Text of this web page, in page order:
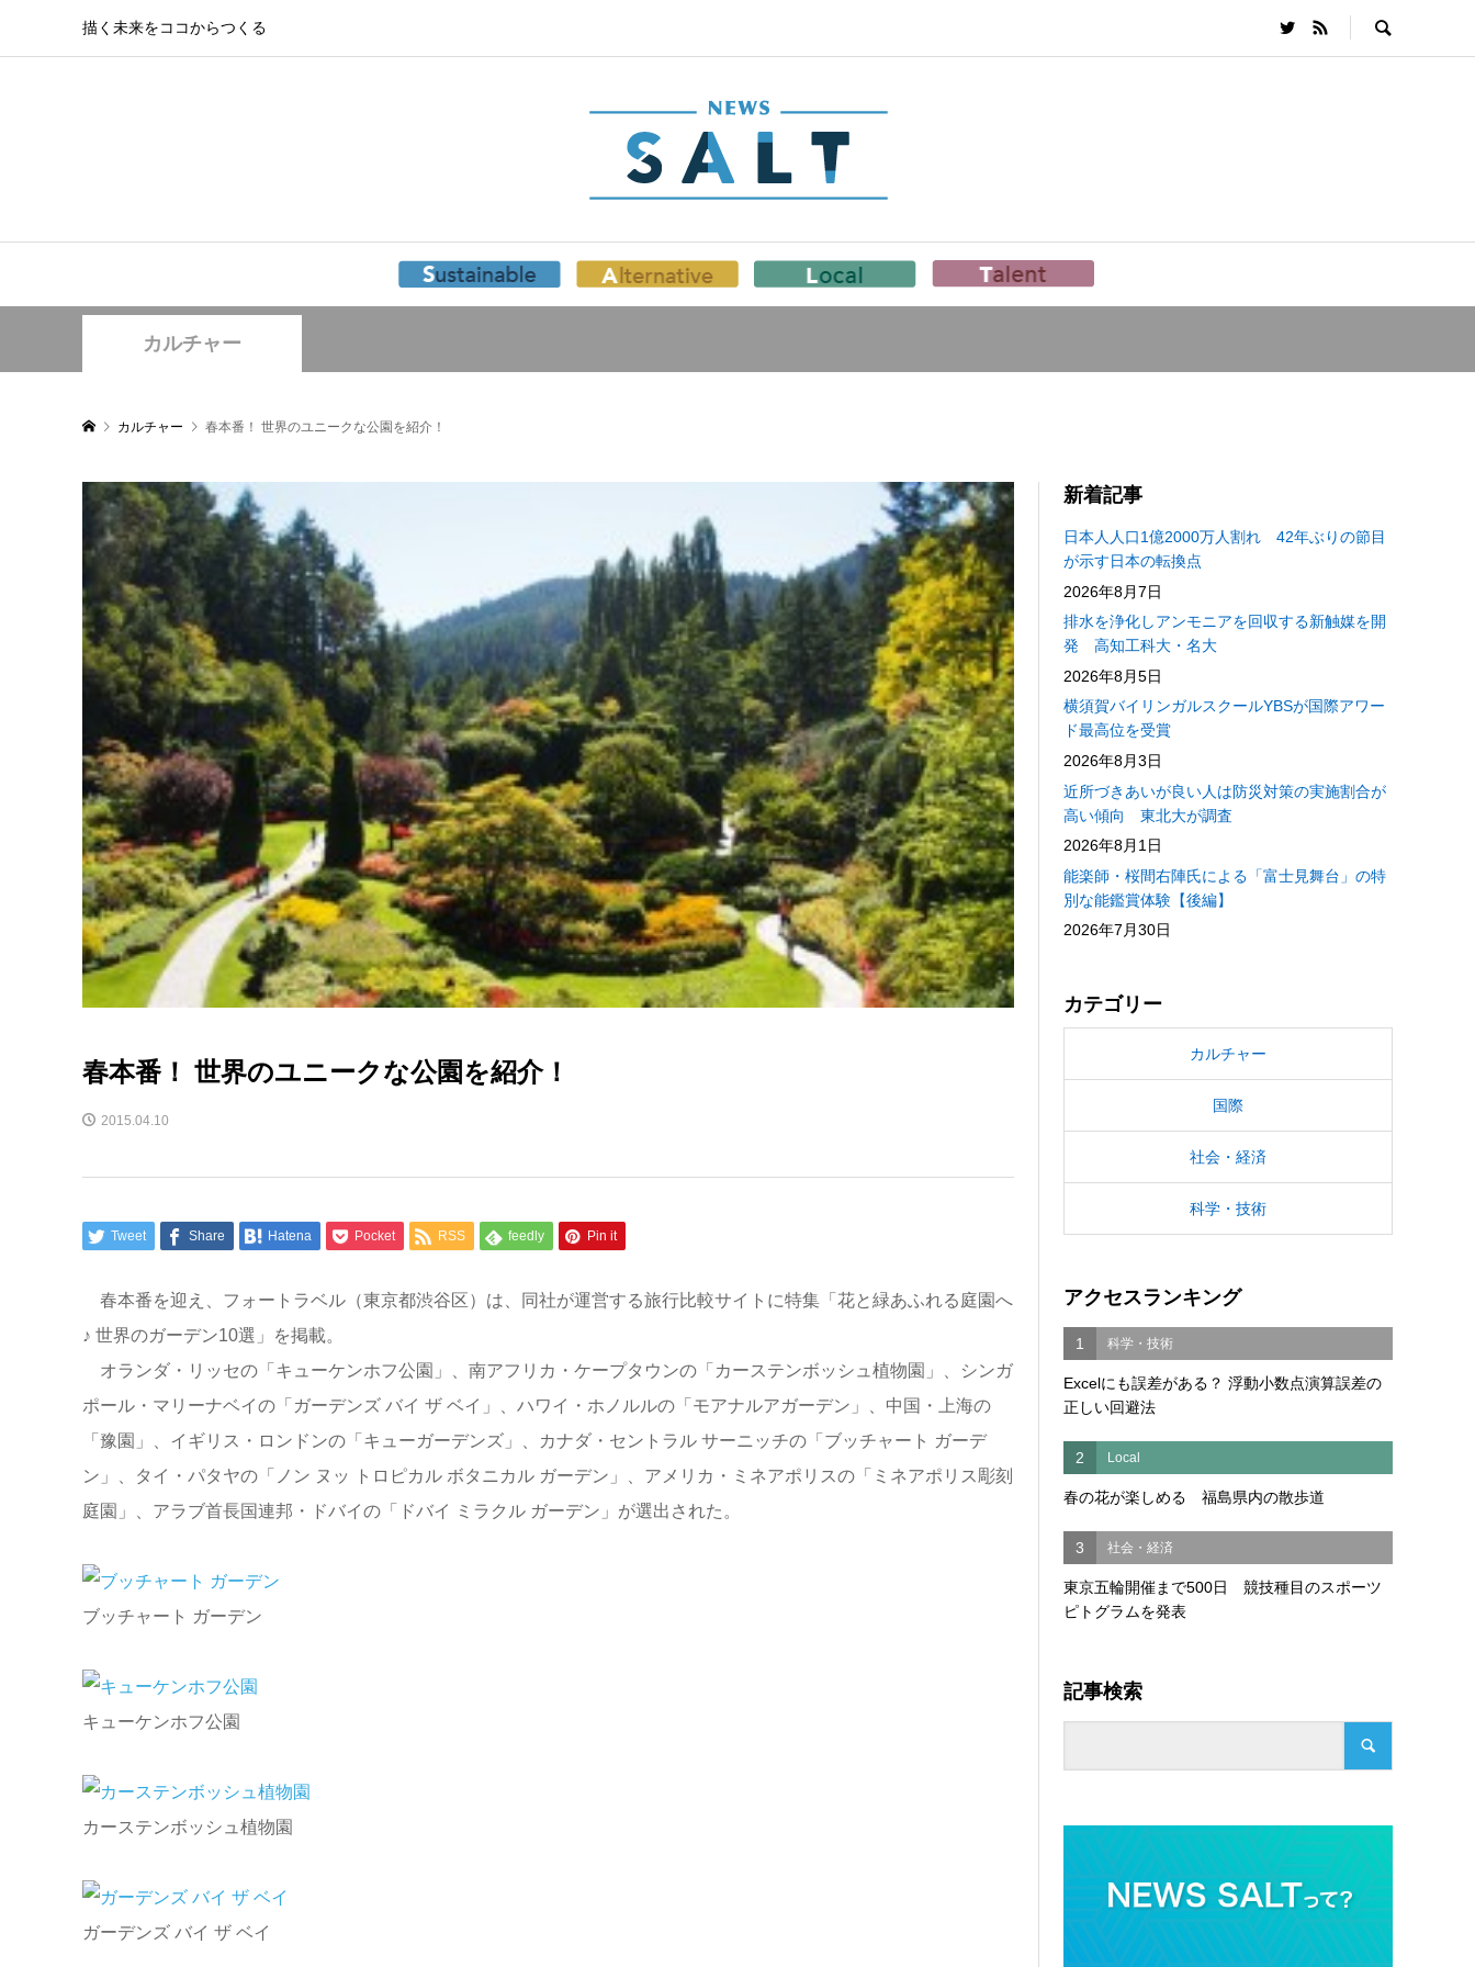
描く未来をココからつくる
カルチャー
カルチャー 春本番！ 世界のユニークな公園を紹介！
春本番！ 世界のユニークな公園を紹介！
2015.04.10
Tweet Share Hatena Pocket RSS feedly Pin it
春本番を迎え、フォートラベル（東京都渋谷区）は、同社が運営する旅行比較サイトに特集「花と緑あふれる庭園へ
♪ 世界のガーデン10選」を掲載。
オランダ・リッセの「キューケンホフ公園」、南アフリカ・ケープタウンの「カーステンボッシュ植物園」、シンガ
ポール・マリーナベイの「ガーデンズ バイ ザ ベイ」、ハワイ・ホノルルの「モアナルアガーデン」、中国・上海の
「豫園」、イギリス・ロンドンの「キューガーデンズ」、カナダ・セントラル サーニッチの「ブッチャート ガーデ
ン」、タイ・パタヤの「ノン ヌッ トロピカル ボタニカル ガーデン」、アメリカ・ミネアポリスの「ミネアポリス彫刻
庭園」、アラブ首長国連邦・ドバイの「ドバイ ミラクル ガーデン」が選出された。
ブッチャート ガーデン
キューケンホフ公園
カーステンボッシュ植物園
ガーデンズ バイ ザ ベイ
新着記事
日本人人口1億2000万人割れ 42年ぶりの節目
が示す日本の転換点
2026年8月7日
排水を浄化しアンモニアを回収する新触媒を開
発 高知工科大・名大
2026年8月5日
横須賀バイリンガルスクールYBSが国際アワー
ド最高位を受賞
2026年8月3日
近所づきあいが良い人は防災対策の実施割合が
高い傾向 東北大が調査
2026年8月1日
能楽師・桜間右陣氏による「富士見舞台」の特
別な能鑑賞体験【後編】
2026年7月30日
カテゴリー
カルチャー
国際
社会・経済
科学・技術
アクセスランキング
1 科学・技術
Excelにも誤差がある？ 浮動小数点演算誤差の
正しい回避法
2 Local
春の花が楽しめる 福島県内の散歩道
3 社会・経済
東京五輪開催まで500日 競技種目のスポーツ
ピトグラムを発表
記事検索